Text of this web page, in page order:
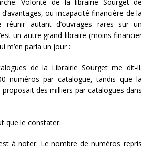
ou incapacité financière de la
réunir autant d’ouvrages rares sur un
un autre grand libraire (moins financier
m’en parla un jour :
de la Librairie Sourget me dit-il.
numéros par catalogue, tandis que la
des milliers par catalogues dans
que le constater.
à noter. Le nombre de numéros repris